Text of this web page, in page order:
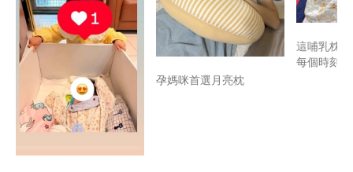
孕媽咪首選月亮枕
這哺乳枕
每個時刻~